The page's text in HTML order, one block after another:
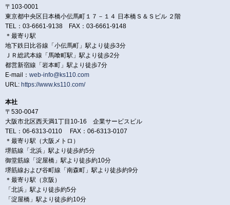
〒103-0001
東京都中央区日本橋小伝馬町１７－１４ 日本橋Ｓ＆Ｓビル ２階
TEL：03-6661-9138 FAX：03-6661-9148
＊最寄り駅
地下鉄日比谷線「小伝馬町」駅より徒歩3分
ＪＲ総武本線「馬喰町駅」駅より徒歩2分
都営新宿線「岩本町」駅より徒歩7分
E-mail： web-info@ks110.com
URL: https://www.ks110.com/
本社
〒530-0047
大阪市北区西天満1丁目10-16 企業サービスビル
TEL：06-6313-0110 FAX：06-6313-0107
＊最寄り駅（大阪メトロ）
堺筋線「北浜」駅より徒歩約5分
御堂筋線「淀屋橋」駅より徒歩約10分
堺筋線および谷町線「南森町」駅より徒歩約9分
＊最寄り駅（京阪）
「北浜」駅より徒歩約5分
「淀屋橋」駅より徒歩約10分